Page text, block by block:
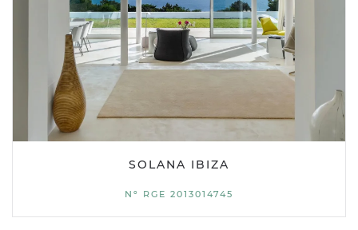
SOLANA IBIZA
Nº RGE 2013014745